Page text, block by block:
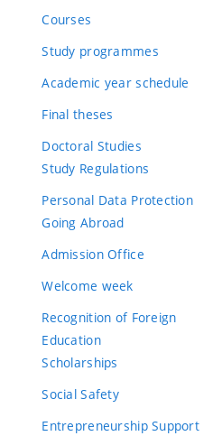
Courses
Study programmes
Academic year schedule
Final theses
Doctoral Studies
Study Regulations
Personal Data Protection
Going Abroad
Admission Office
Welcome week
Recognition of Foreign
Education
Scholarships
Social Safety
Entrepreneurship Support